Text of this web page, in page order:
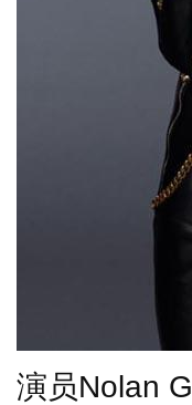
演员Nolan